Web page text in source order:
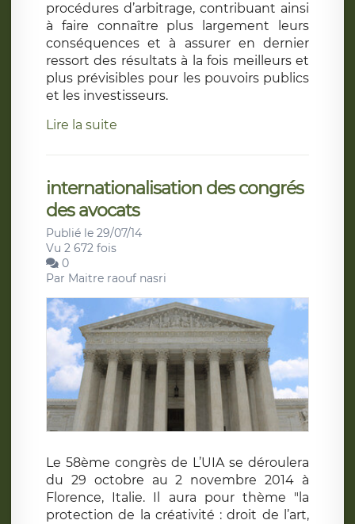
procédures d’arbitrage, contribuant ainsi
à faire connaître plus largement leurs
conséquences et à assurer en dernier
ressort des résultats à la fois meilleurs et
plus prévisibles pour les pouvoirs publics
et les investisseurs.
Lire la suite
internationalisation des congrés
des avocats
Publié le 29/07/14
Vu 2 672 fois
0
Par Maitre raouf nasri
Le 58ème congrès de L’UIA se déroulera
du 29 octobre au 2 novembre 2014 à
Florence, Italie. Il aura pour thème "la
protection de la créativité : droit de l’art,